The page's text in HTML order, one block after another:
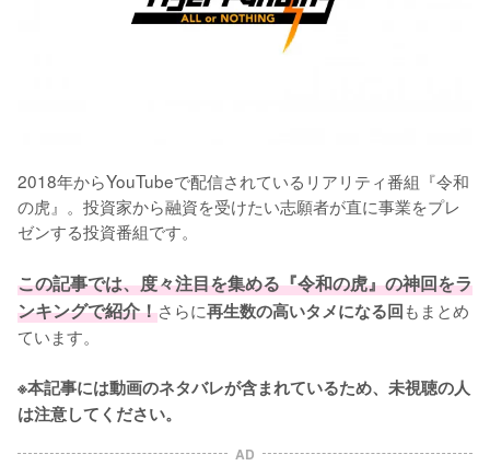
2018年からYouTubeで配信されているリアリティ番組『令和
の虎』。投資家から融資を受けたい志願者が直に事業をプレ
ゼンする投資番組です。
この記事では、度々注目を集める『令和の虎』の神回をラ
ンキングで紹介！さらに再生数の高いタメになる回もまとめ
ています。
※本記事には動画のネタバレが含まれているため、未視聴の人
は注意してください。
AD